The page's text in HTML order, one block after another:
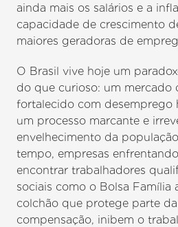
ainda mais os salários e a
capacidade de crescimento
maiores geradoras de
O Brasil vive hoje um
do que curioso: um mercado
fortalecido com desemprego
um processo marcante e
envelhecimento da
tempo, empresas
encontrar trabalhadores
sociais como o Bolsa Família
colchão que protege parte
compensação, inibem o